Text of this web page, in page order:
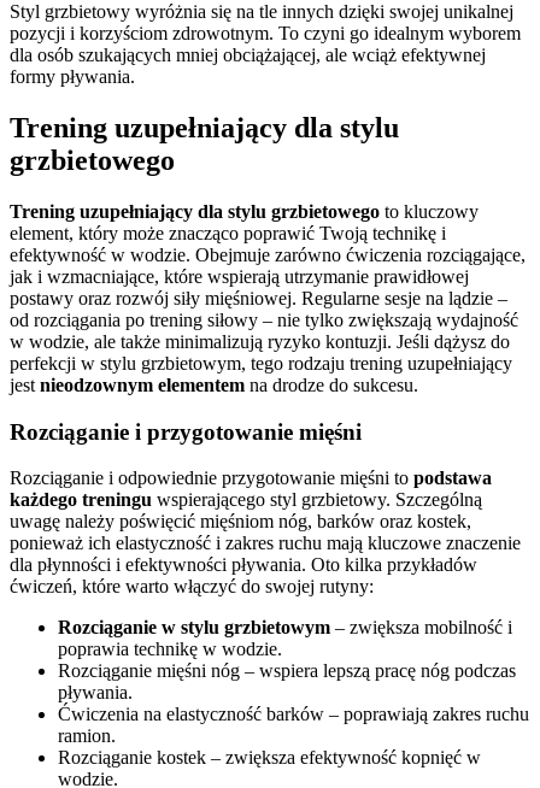
Styl grzbietowy wyróżnia się na tle innych dzięki swojej unikalnej
pozycji i korzyściom zdrowotnym. To czyni go idealnym wyborem
dla osób szukających mniej obciążającej, ale wciąż efektywnej
formy pływania.
Trening uzupełniający dla stylu
grzbietowego
Trening uzupełniający dla stylu grzbietowego to kluczowy
element, który może znacząco poprawić Twoją technikę i
efektywność w wodzie. Obejmuje zarówno ćwiczenia rozciągające,
jak i wzmacniające, które wspierają utrzymanie prawidłowej
postawy oraz rozwój siły mięśniowej. Regularne sesje na lądzie –
od rozciągania po trening siłowy – nie tylko zwiększają wydajność
w wodzie, ale także minimalizują ryzyko kontuzji. Jeśli dążysz do
perfekcji w stylu grzbietowym, tego rodzaju trening uzupełniający
jest nieodzownym elementem na drodze do sukcesu.
Rozciąganie i przygotowanie mięśni
Rozciąganie i odpowiednie przygotowanie mięśni to podstawa
każdego treningu wspierającego styl grzbietowy. Szczególną
uwagę należy poświęcić mięśniom nóg, barków oraz kostek,
ponieważ ich elastyczność i zakres ruchu mają kluczowe znaczenie
dla płynności i efektywności pływania. Oto kilka przykładów
ćwiczeń, które warto włączyć do swojej rutyny:
Rozciąganie w stylu grzbietowym – zwiększa mobilność i
poprawia technikę w wodzie.
Rozciąganie mięśni nóg – wspiera lepszą pracę nóg podczas
pływania.
Ćwiczenia na elastyczność barków – poprawiają zakres ruchu
ramion.
Rozciąganie kostek – zwiększa efektywność kopnięć w
wodzie.